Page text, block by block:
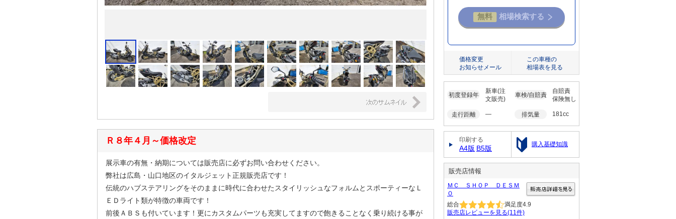
Ｒ８年４月～価格改定
展示車の有無・納期については販売店に必ずお問い合わせください。
弊社は広島・山口地区のイタルジェット正規販売店です！
伝統のハブステアリングをそのままに時代に合わせたスタイリッシュなフォルムとスポーティーなＬ
ＥＤライト類が特徴の車両です！
前後ＡＢＳも付いています！更にカスタムパーツも充実してますので飽きることなく乗り続ける事が
価格変更
お知らせメール
この車種の
相場表を見る
初度登録年
新車(注
文販売)
車検/自賠責
自賠責
保険無し
走行距離 ― 排気量 181cc
印刷する
A4版 B5版 購入基礎知識
販売店情報
ＭＣ ＳＨＯＰ ＤＥＳＭ
Ｏ
総合
満足度4.9
販売店レビューを見る(11件)